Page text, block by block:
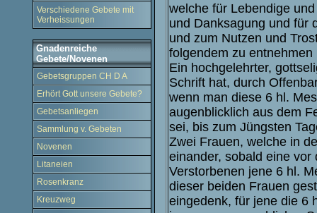
Verschiedene Gebete mit
Verheissungen
Gnadenreiche
Gebete/Novenen
Gebetsgruppen CH D A
Erhört Gott unsere Gebete?
Gebetsanliegen
Sammlung v. Gebeten
Novenen
Litaneien
Rosenkranz
Kreuzweg
welche für Lebendige
und Danksagung und für
und zum Nutzen und
folgendem zu entnehmen
Ein hochgelehrter,
Schrift hat, durch
wenn man diese 6 hl.
augenblicklich aus dem
sei, bis zum Jüngsten
Zwei Frauen, welche in
einander, sobald eine
Verstorbenen jene 6 hl.
dieser beiden Frauen
eingedenk, für jene die 6